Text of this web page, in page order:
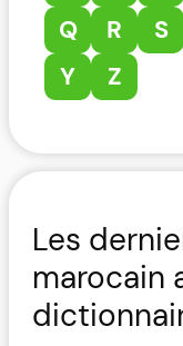
Q
R S
Y
Z
Les
marocain